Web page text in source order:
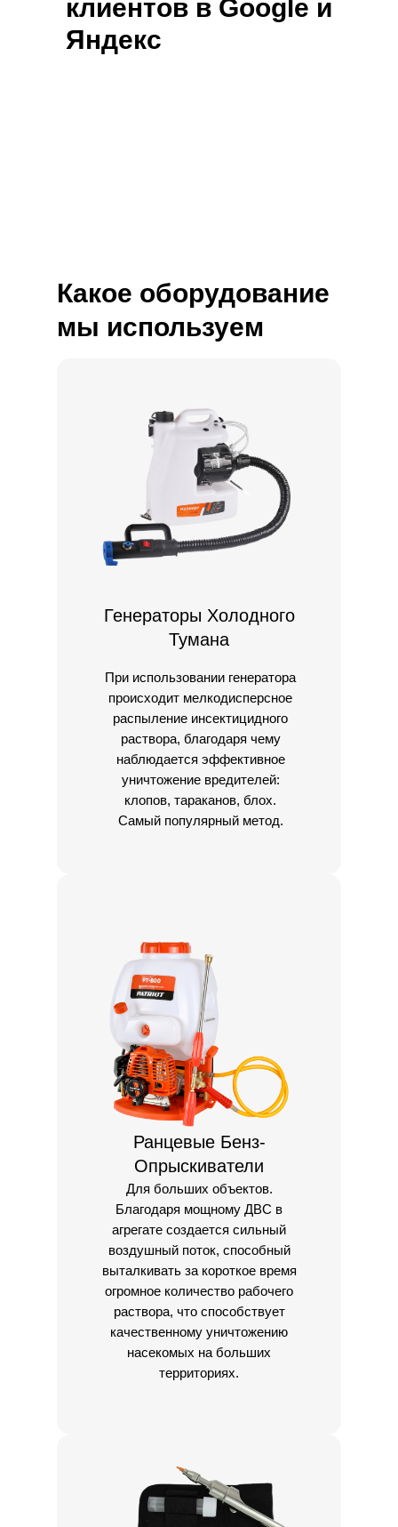
клиентов в Google и
Яндекс
Какое оборудование
мы используем
Генераторы Холодного
Тумана
При использовании генератора
происходит мелкодисперсное
распыление инсектицидного
раствора, благодаря чему
наблюдается эффективное
уничтожение вредителей:
клопов, тараканов, блох.
Самый популярный метод.
Ранцевые Бенз-
Опрыскиватели
Для больших объектов.
Благодаря мощному ДВС в
агрегате создается сильный
воздушный поток, способный
выталкивать за короткое время
огромное количество рабочего
раствора, что способствует
качественному уничтожению
насекомых на больших
территориях.